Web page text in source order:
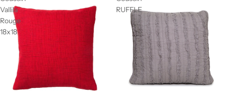
Vallila
Rouge
18x18
RUFFLE